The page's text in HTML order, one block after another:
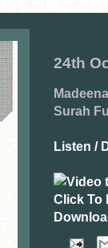
24th
Surah
Listen /
Click To